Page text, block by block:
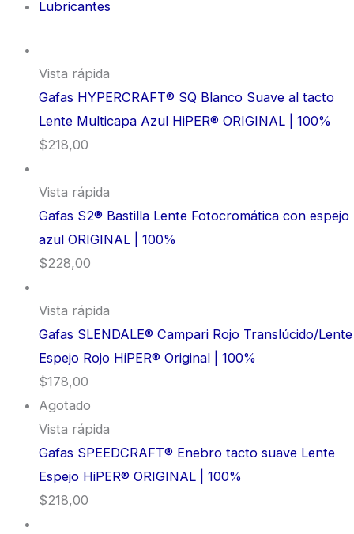
Lubricantes
Vista rápida
Gafas HYPERCRAFT® SQ Blanco Suave al tacto
Lente Multicapa Azul HiPER® ORIGINAL | 100%
$218,00
Vista rápida
Gafas S2® Bastilla Lente Fotocromática con espejo
azul ORIGINAL | 100%
$228,00
Vista rápida
Gafas SLENDALE® Campari Rojo Translúcido/Lente
Espejo Rojo HiPER® Original | 100%
$178,00
Agotado
Vista rápida
Gafas SPEEDCRAFT® Enebro tacto suave Lente
Espejo HiPER® ORIGINAL | 100%
$218,00